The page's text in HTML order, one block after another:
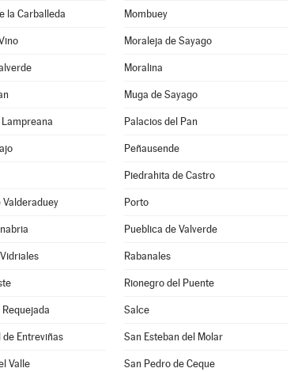
la Carballeda Mombuey
Moraleja de Sayago
Moralina
Muga de Sayago
Palacios del Pan
Peñausende
Piedrahita de Castro
Valderaduey Porto
Pueblica de Valverde
Rabanales
Rionegro del Puente
Requejada Salce
de Entreviñas San Esteban del Molar
Valle San Pedro de Ceque